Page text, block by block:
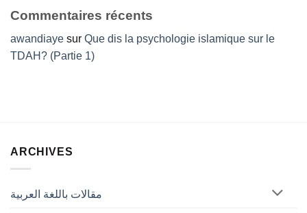
Commentaires récents
awandiaye sur Que dis la psychologie islamique sur le
TDAH? (Partie 1)
ARCHIVES
مقالات باللغة العربية